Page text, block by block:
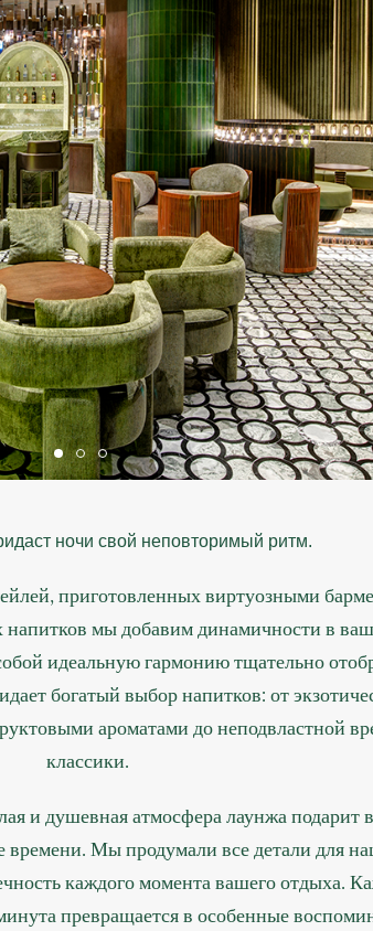
ночи свой неповторимый ритм.
приготовленных виртуозными
мы добавим динамичности в
идеальную гармонию тщательно
богатый выбор напитков: от
ароматами до неподвластной
классики.
и душевная атмосфера лаунжа подарит
времени. Мы продумали все детали для
каждого момента вашего отдыха.
превращается в особенные